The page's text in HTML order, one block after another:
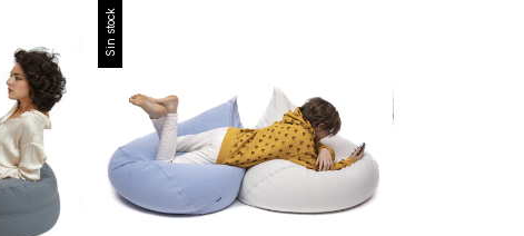
Sin stock